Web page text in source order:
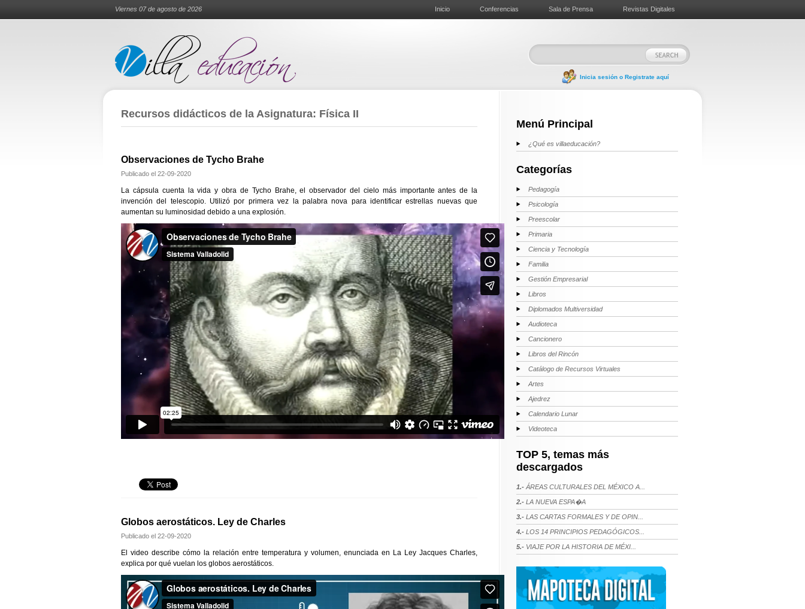
Viernes 07 de agosto de 2026 Inicio Conferencias Sala de Prensa Revistas Digitales
Inicia sesión o Registrate aquí
Recursos didácticos de la Asignatura: Física II
Observaciones de Tycho Brahe
Publicado el 22-09-2020
La cápsula cuenta la vida y obra de Tycho Brahe, el observador del cielo más importante antes de la
invención del telescopio. Utilizó por primera vez la palabra nova para identificar estrellas nuevas que
aumentan su luminosidad debido a una explosión.
Globos aerostáticos. Ley de Charles
Publicado el 22-09-2020
El video describe cómo la relación entre temperatura y volumen, enunciada en La Ley Jacques Charles,
explica por qué vuelan los globos aerostáticos.
Menú Principal
¿Qué es villaeducación?
Categorías
Pedagogía
Psicología
Preescolar
Primaria
Ciencia y Tecnología
Familia
Gestión Empresarial
Libros
Diplomados Multiversidad
Audioteca
Cancionero
Libros del Rincón
Catálogo de Recursos Virtuales
Artes
Ajedrez
Calendario Lunar
Videoteca
TOP 5, temas más
descargados
1.- ÁREAS CULTURALES DEL MÉXICO A...
2.- LA NUEVA ESPA�A
3.- LAS CARTAS FORMALES Y DE OPIN...
4.- LOS 14 PRINCIPIOS PEDAGÓGICOS...
5.- VIAJE POR LA HISTORIA DE MÉXI...